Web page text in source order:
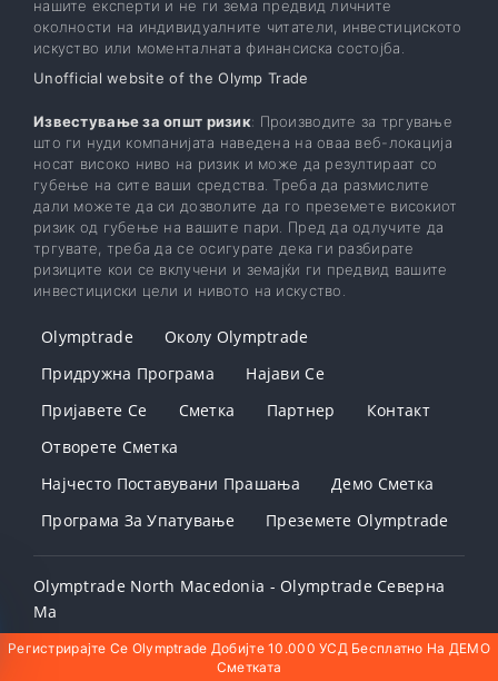
нашите експерти и не ги зема предвид личните
околности на индивидуалните читатели, инвестициското
искуство или моменталната финансиска состојба.
Unofficial website of the Olymp Trade
Известување за општ ризик: Производите за тргување
што ги нуди компанијата наведена на оваа веб-локација
носат високо ниво на ризик и може да резултираат со
губење на сите ваши средства. Треба да размислите
дали можете да си дозволите да го преземете високиот
ризик од губење на вашите пари. Пред да одлучите да
тргувате, треба да се осигурате дека ги разбирате
ризиците кои се вклучени и земајќи ги предвид вашите
инвестициски цели и нивото на искуство.
Olymptrade
Околу Olymptrade
Придружна Програма
Најави Се
Пријавете Се
Сметка Партнер
Контакт
Отворете Сметка
Најчесто Поставувани Прашања
Демо Сметка
Програма За Упатување
Преземете Olymptrade
Olymptrade North Macedonia - Olymptrade Северна
Ма
Контакт Olymptrade
Регистрирајте Се Olymptrade Добијте 10.000 УСД Бесплатно На ДЕМО
Сметката